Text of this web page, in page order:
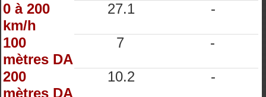
0 à 200
km/h
27.1 -
100
mètres DA
7 -
200
mètres DA
10.2 -